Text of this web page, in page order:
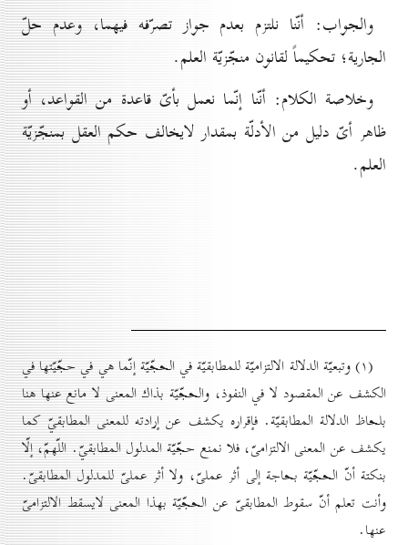
والجواب: أنّنا نلتزم بعدم جواز تصرّفه فيهما، وعدم حلّ
الجارية؛ تحكيماً لقانون منجّزيّة العلم.
وخلاصة الكلام: أنّنا إنّما نعمل بأىّ قاعدة من القواعد، أو
ظاهر أىّ دليل من الأدلّة بمقدار لايخالف حكم العقل بمنجّزيّة
العلم.
(۱) وتبعيّة الدلالة الالتزاميّة للمطابقيّة في الحجّيّة إنّما هي في حجّيّتها في
الكشف عن المقصود لا في النفوذ، والحجّيّة بذاك المعنى لا مانع عنها هنا
بلحاظ الدلالة المطابقيّة. فإقراره يكشف عن إرادته للمعنى المطابقيّ كما
يكشف عن المعنى الالتزامىّ، فلا نمنع حجّيّة المدلول المطابقيّ. اللّهمّ، إلّا
بنكتة أنّ الحجّيّة بحاجة إلى أثر عملىّ، ولا أثر عملىّ للمدلول المطابقىّ.
وأنت تعلم أنّ سقوط المطابقىّ عن الحجّيّة بهذا المعنى لايسقط الالتزامىّ
عنها.